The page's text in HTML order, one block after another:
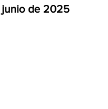
junio de 2025